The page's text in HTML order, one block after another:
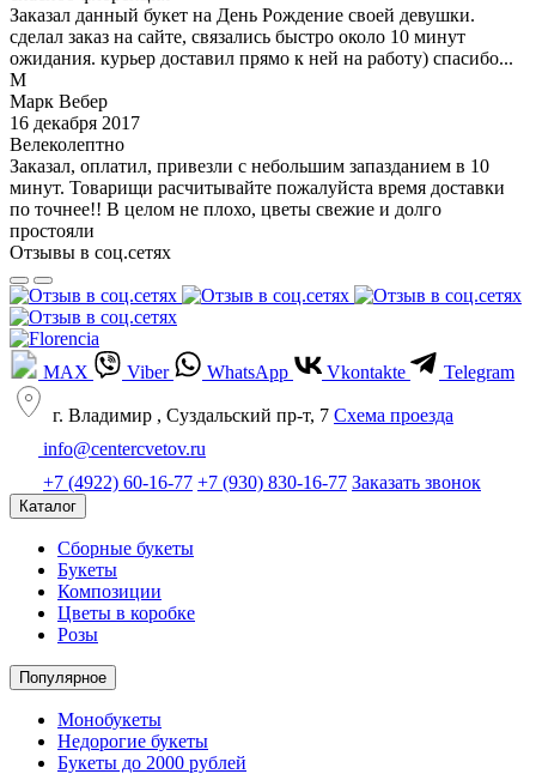
Заказал данный букет на День Рождение своей девушки.
сделал заказ на сайте, связались быстро около 10 минут
ожидания. курьер доставил прямо к ней на работу) спасибо...
М
Марк Вебер
16 декабря 2017
Велеколептно
Заказал, оплатил, привезли с небольшим запазданием в 10
минут. Товарищи расчитывайте пожалуйста время доставки
по точнее!! В целом не плохо, цветы свежие и долго
простояли
Отзывы в соц.сетях
MAX Viber WhatsApp Vkontakte Telegram
г. Владимир , Суздальский пр-т, 7 Cхема проезда
info@centercvetov.ru
+7 (4922) 60-16-77 +7 (930) 830-16-77 Заказать звонок
Каталог
Сборные букеты
Букеты
Композиции
Цветы в коробке
Розы
Популярное
Монобукеты
Недорогие букеты
Букеты до 2000 рублей